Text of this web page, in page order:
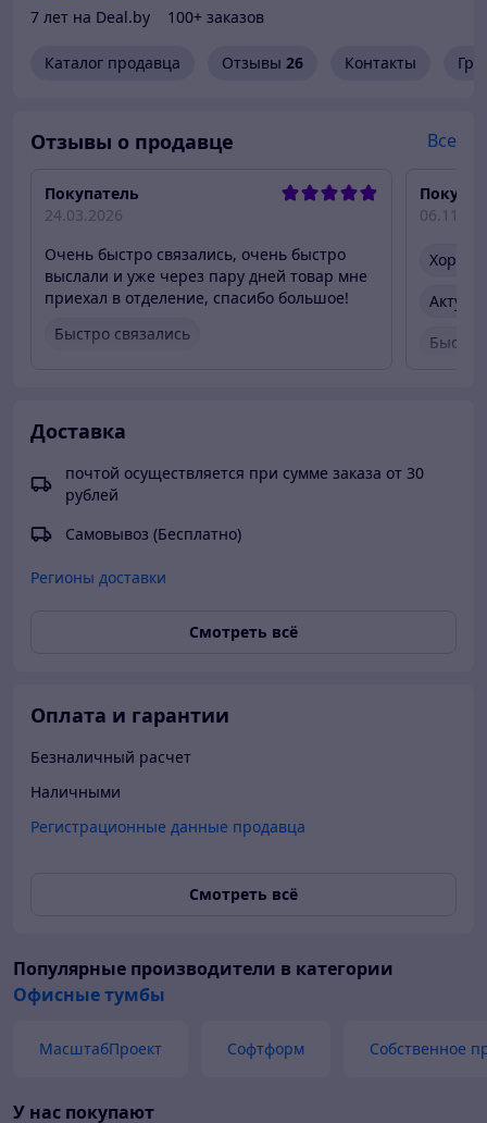
смВес: 3.33 кгУпаковки: 1Инструкция по сборке и
ящиками003.849.46
7 лет на Deal.by
100+ заказов
Каталог продавца Отзывы 26 Контакты
Отзывы о продавце Все
Покупатель
24.03.2026
Очень быстро связались, очень быстро
выслали и уже через пару дней товар мне
приехал в отделение, спасибо большое!
Быстро связались
Доставка
почтой осуществляется при сумме заказа от 30
рублей
Самовывоз (Бесплатно)
Регионы доставки
Смотреть всё
Оплата и гарантии
Безналичный расчет
Наличными
Регистрационные данные продавца
Смотреть всё
Популярные производители в категории
Офисные тумбы
МасштабПроект Софтформ Собственное
У нас покупают